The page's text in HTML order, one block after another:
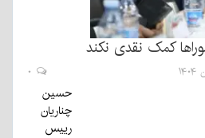
کمک‌ نقدی نکند
حسین
چناریان
رییس